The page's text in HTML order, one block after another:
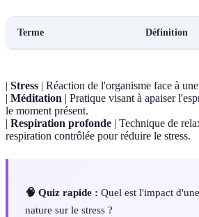
Terme Définition
| Stress | Réaction de l'organisme face à
| Méditation | Pratique visant à apaiser
le moment présent.
| Respiration profonde | Technique de
respiration contrôlée pour réduire le stress.
🧠 Quiz rapide : Quel est l'impact
nature sur le stress ?